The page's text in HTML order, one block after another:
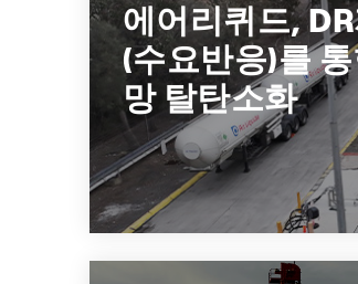
에어리퀴드,
(수요반응)를
망 탈탄소화
에넬엑스 가상발전소(VPP) 참
수요반응(DR)